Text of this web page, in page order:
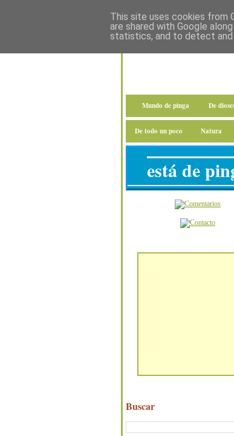
Mundo de pinga De
De todo un poco Natura
está de
Buscar
This site uses cookies from
are shared with Google
statistics, and to detect and